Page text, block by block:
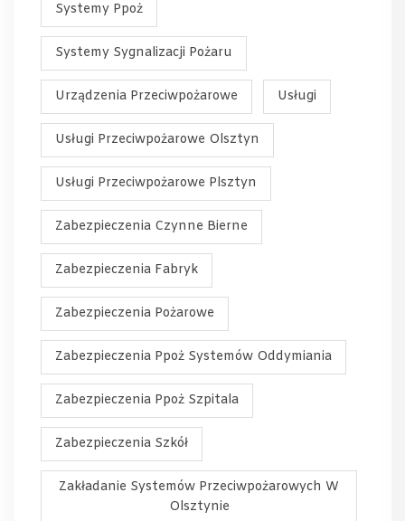
Systemy Ppoż
Systemy Sygnalizacji Pożaru
Urządzenia Przeciwpożarowe Usługi
Usługi Przeciwpożarowe Olsztyn
Usługi Przeciwpożarowe Plsztyn
Zabezpieczenia Czynne Bierne
Zabezpieczenia Fabryk
Zabezpieczenia Pożarowe
Zabezpieczenia Ppoż Systemów Oddymiania
Zabezpieczenia Ppoż Szpitala
Zabezpieczenia Szkół
Zakładanie Systemów Przeciwpożarowych W
Olsztynie